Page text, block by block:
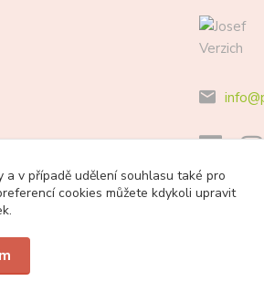
a v případě udělení souhlasu také pro
cookies můžete kdykoli upravit